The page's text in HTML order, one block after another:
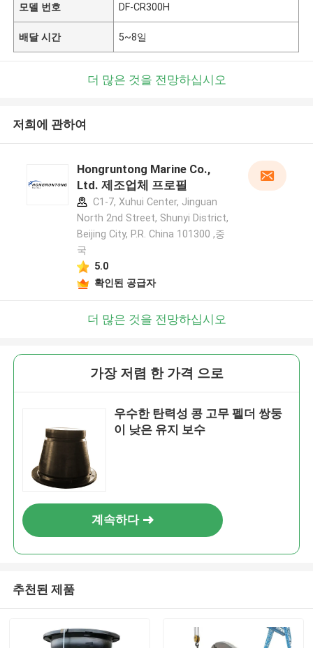
모델 번호 DF-CR300H
배달 시간 5~8일
더 많은 것을 전망하십시오
저희에 관하여
Hongruntong Marine Co.,
Ltd. 제조업체 프로필
C1-7, Xuhui Center, Jinguan
North 2nd Street, Shunyi District,
Beijing City, P.R. China 101300 ,중
국
5.0
확인된 공급자
더 많은 것을 전망하십시오
가장 저렴 한 가격 으로
우수한 탄력성 콩 고무 펠더 쌍둥
이 낮은 유지 보수
계속하다
추천된 제품